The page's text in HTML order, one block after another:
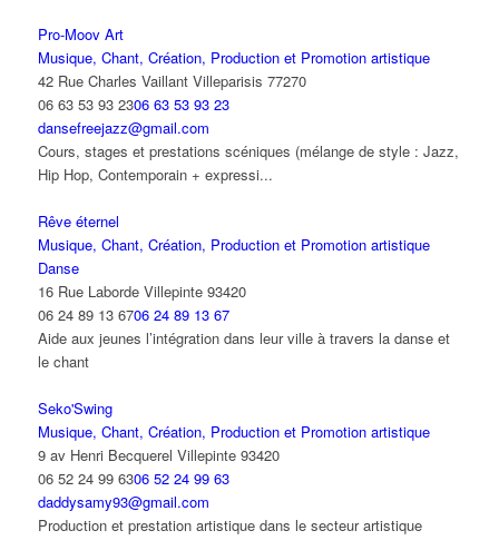
Pro-Moov Art
Musique, Chant, Création, Production et Promotion artistique
42 Rue Charles Vaillant Villeparisis 77270
06 63 53 93 2306 63 53 93 23
dansefreejazz@gmail.com
Cours, stages et prestations scéniques (mélange de style : Jazz,
Hip Hop, Contemporain + expressi...
Rêve éternel
Musique, Chant, Création, Production et Promotion artistique
Danse
16 Rue Laborde Villepinte 93420
06 24 89 13 6706 24 89 13 67
Aide aux jeunes l’intégration dans leur ville à travers la danse et
le chant
Seko'Swing
Musique, Chant, Création, Production et Promotion artistique
9 av Henri Becquerel Villepinte 93420
06 52 24 99 6306 52 24 99 63
daddysamy93@gmail.com
Production et prestation artistique dans le secteur artistique